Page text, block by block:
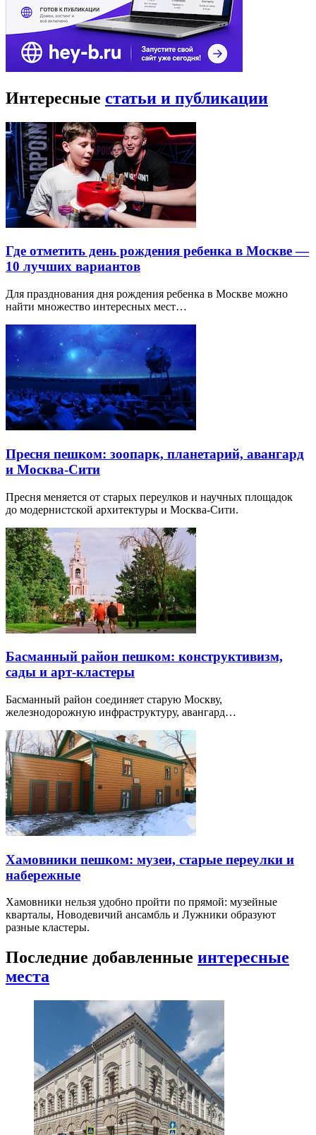
Интересные статьи и публикации
Где отметить день рождения ребенка в Москве —
10 лучших вариантов
Для празднования дня рождения ребенка в Москве можно
найти множество интересных мест…
Пресня пешком: зоопарк, планетарий, авангард
и Москва-Сити
Пресня меняется от старых переулков и научных площадок
до модернистской архитектуры и Москва-Сити.
Басманный район пешком: конструктивизм,
сады и арт-кластеры
Басманный район соединяет старую Москву,
железнодорожную инфраструктуру, авангард…
Хамовники пешком: музеи, старые переулки и
набережные
Хамовники нельзя удобно пройти по прямой: музейные
кварталы, Новодевичий ансамбль и Лужники образуют
разные кластеры.
Последние добавленные интересные
места